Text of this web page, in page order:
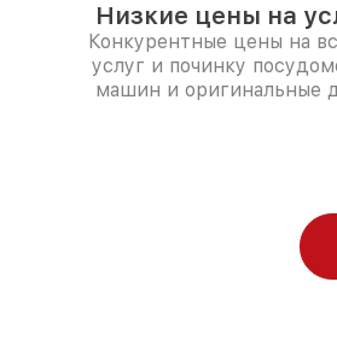
Низкие цены на
Конкурентные цены на
услуг и починку
машин и оригинальные